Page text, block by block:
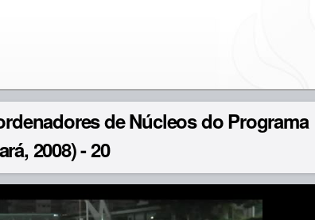
de Núcleos do Programa
2008) - 20